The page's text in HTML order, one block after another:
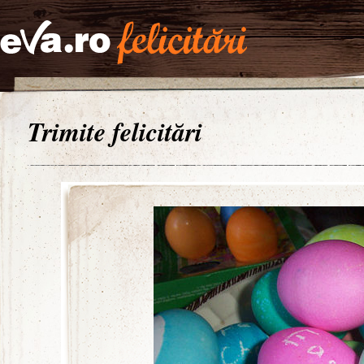
Trimite felicitări